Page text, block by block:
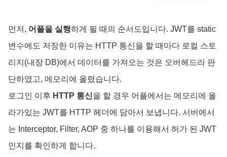
먼저, 어플을 실행하게 될 때의 순서도입니다. JWT를 static
변수에도 저장한 이유는 HTTP 통신을 할 때마다 로컬 스토
리지(내장 DB)에서 데이터를 가져오는 것은 오버헤드라 판
단하였고, 메모리에 올렸습니다.
로그인 이후 HTTP 통신을 할 경우 어플에서는 메모리에 올
라가있는 JWT를 HTTP 헤더에 담아서 보냅니다. 서버에서
는 Interceptor, Filter, AOP 중 하나를 이용해서 허가 된 JWT
인지를 확인하게 합니다.